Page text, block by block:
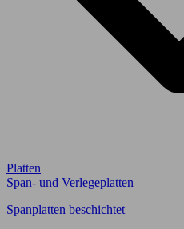
Platten
Span- und Verlegeplatten
Spanplatten beschichtet